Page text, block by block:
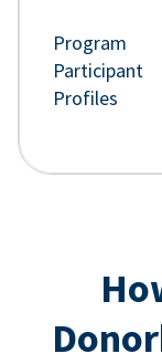
Program
Participant
Profiles